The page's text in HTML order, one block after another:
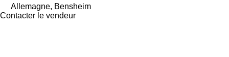
Allemagne, Bensheim
Contacter le vendeur